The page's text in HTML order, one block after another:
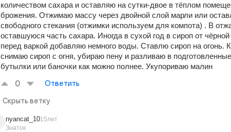
количеством сахара и оставляю на сутки-двое в тёплом
брожения. Отжимаю массу через двойной слой марли или
свободного стекания (отжимки используем для компота) . В
оставшуюся часть сахара. Иногда в сухой год в сироп от
перед варкой добавляю немного воды. Ставлю сироп на огонь.
снимаю сироп с огня, убираю пену и разливаю в
бутылки или баночки как можно полнее. Укупориваю малин
0 Ответить
Скрыть ветку
nyancat_10
Знаток
15лет